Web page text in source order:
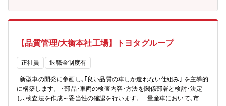
【品質管理/大衡本社工場】トヨタグループ
正社員 退職金制度有
･新型車の開発に参画し､｢良い品質の車しか造れない仕組み｣ を主導的
に構築します。 ･部品･車両の検査内容･方法を関係部署と検討･決定
し､検査法を作成～妥当性の確認を行います。 ･量産車において､市場･